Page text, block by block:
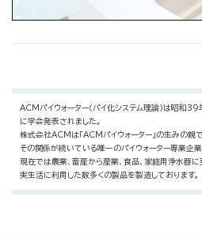
ACMパイウォーター（パイ化システム理論）は昭和
に学会発表されました。
株式会社ACMは「ACMパイウォーター」の生みの親
その関係が続いている唯一のパイウォーター専業企業
現在では農業、畜産から産業、食品、家庭用浄水器
実生活に利用した数多くの製品を製造しております。